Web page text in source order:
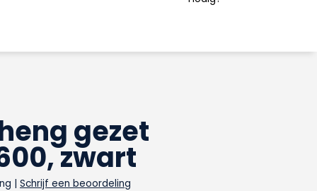
gezet
zwart
| Schrijf een beoordeling